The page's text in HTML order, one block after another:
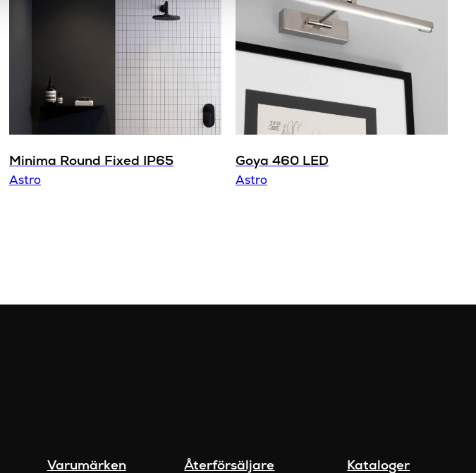
Minima Round Fixed IP65
Astro
Goya 460 LED
Astro
Varumärken Återförsäljare Kataloger